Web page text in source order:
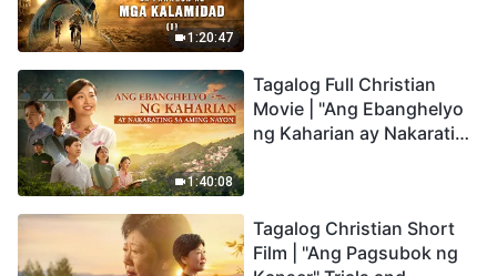
1:20:47
Sangkatauhan?
1:40:08
Tagalog Full Christian
Movie | "Ang Ebanghelyo
ng Kaharian ay Nakarating
Tagalog Christian Short
Film | "Ang Pagsubok ng